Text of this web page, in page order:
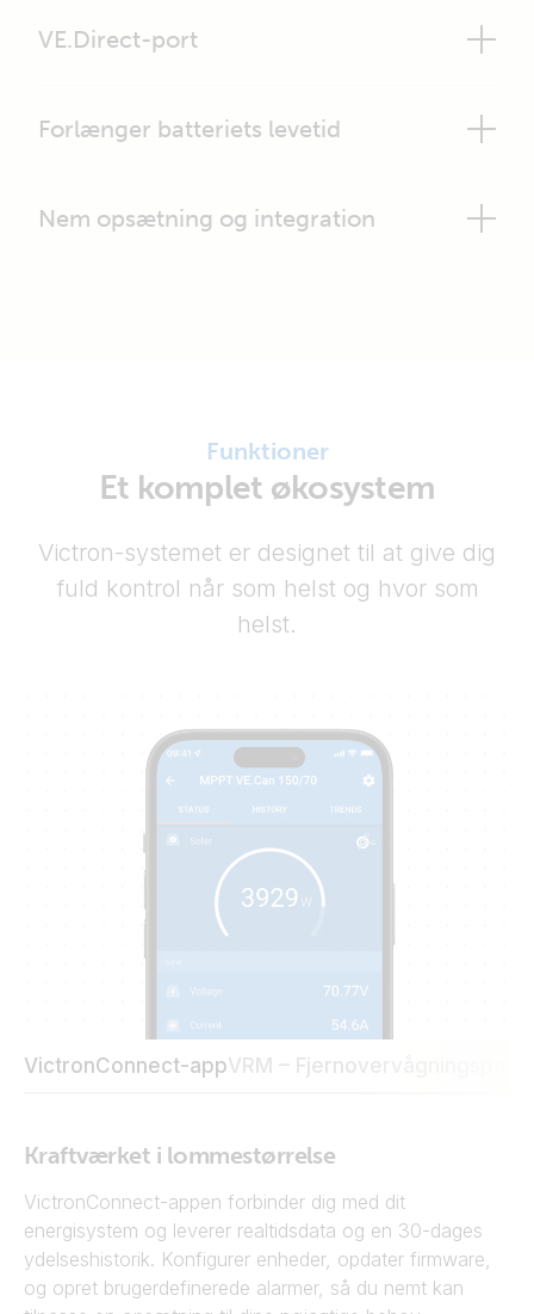
VE.Direct-port
Forlænger batteriets levetid
Nem opsætning og integration
Funktioner
Et komplet økosystem
Victron-systemet er designet til at give dig
fuld kontrol når som helst og hvor som
helst.
VictronConnect-appVRM –
Kraftværket i lommestørrelse
VictronConnect-appen forbinder dig med dit
energisystem og leverer realtidsdata og en 30-dages
ydelseshistorik. Konfigurer enheder, opdater firmware,
og opret brugerdefinerede alarmer, så du nemt kan